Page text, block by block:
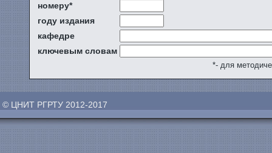
номеру*
году издания
кафедре
ключевым словам
*- для
© ЦНИТ РГРТУ 2012-2017